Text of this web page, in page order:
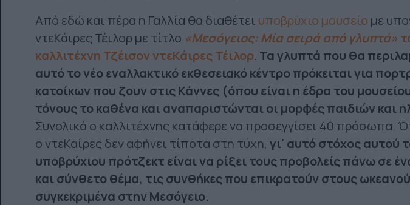
Από εδώ και πέρα η Γαλλία θα διαθέτει υποβρύχιο μουσείο με
ντεΚάιρες Τέιλορ με τίτλο «Μεσόγειος: Μία σειρά από γλυπτά»
καλλιτέχνη Τζέισον ντεΚάιρες Τέιλορ. Τα γλυπτά που θα
αυτό το νέο εναλλακτικό εκθεσειακό κέντρο πρόκειται για
κατοίκων που ζουν στις Κάννες (όπου είναι η έδρα του
τόνους το καθένα και αναπαριστώνται οι μορφές παιδιών και
Συνολικά ο καλλιτέχνης κατάφερε να προσεγγίσει 40 πρόσωπα.
ο ντεΚαίρες δεν αφήνει τίποτα στη τύχη, γι' αυτό στόχος αυτού
υποβρύχιου πρότζεκτ είναι να ρίξει τους προβολείς πάνω σε
και σύνθετο θέμα, τις συνθήκες που επικρατούν στους
συγκεκριμένα στην Μεσόγειο.